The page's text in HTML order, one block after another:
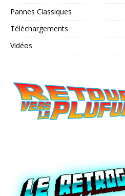
Pannes Classiques
Téléchargements
Vidéos